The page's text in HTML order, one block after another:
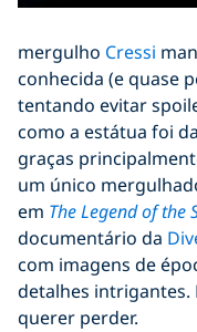
mergulho Cressi
conhecida (e quase
tentando evitar
como a estátua foi
graças
um único
em The Legend of the
documentário da
com imagens de
detalhes intrigantes.
querer perder.